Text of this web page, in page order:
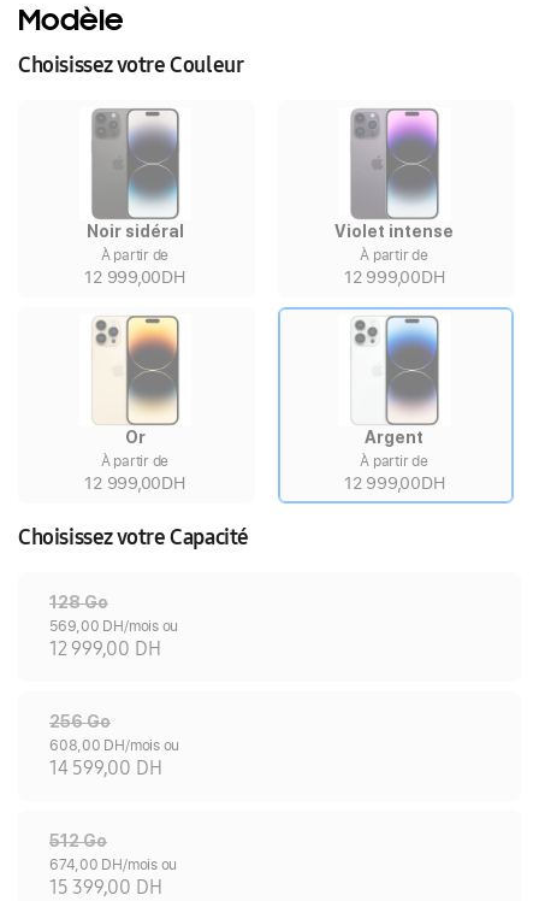
Modèle
Choisissez votre Couleur
Noir sidéral
À partir de
12 999,00DH
Violet intense
À partir de
12 999,00DH
Or
À partir de
12 999,00DH
Argent
À partir de
12 999,00DH
Choisissez votre Capacité
128 Go
569,00 DH/mois ou
12 999,00 DH
256 Go
608,00 DH/mois ou
14 599,00 DH
512 Go
674,00 DH/mois ou
15 399,00 DH